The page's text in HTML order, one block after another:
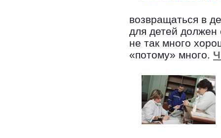
возвращаться в
для детей должен
не так много
«потому» много.